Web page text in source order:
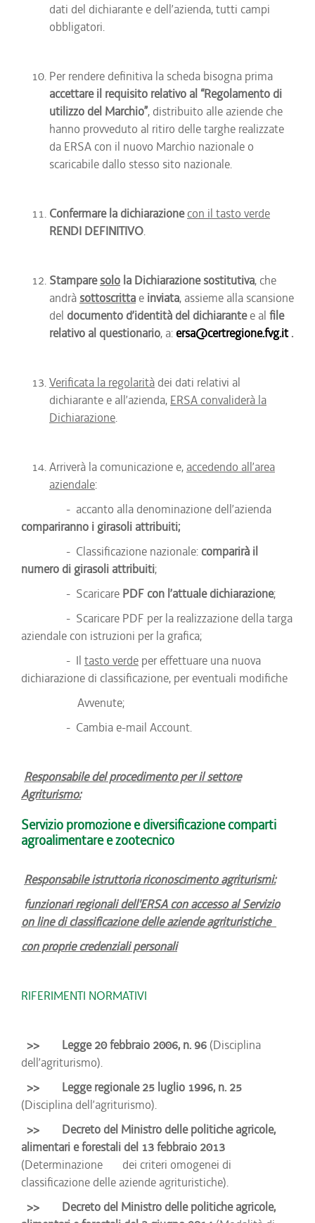
dati del dichiarante e dell’azienda, tutti campi
obbligatori.
Per rendere definitiva la scheda bisogna prima
accettare il requisito relativo al “Regolamento di
utilizzo del Marchio”, distribuito alle aziende che
hanno provveduto al ritiro delle targhe realizzate
da ERSA con il nuovo Marchio nazionale o
scaricabile dallo stesso sito nazionale.
Confermare la dichiarazione con il tasto verde
RENDI DEFINITIVO.
Stamparesolo la Dichiarazione sostitutiva, che
andrà sottoscritta e inviata, assieme alla scansione
del documento d’identità del dichiarantee al file
relativo al questionario, a:ersa@certregione.fvg.it.
Verificata la regolarità dei dati relativi al
dichiarante e all’azienda, ERSA convaliderà la
Dichiarazione.
Arriverà la comunicazione e, accedendo all’area
aziendale:
- accanto alla denominazione dell’azienda
compariranno i girasoli attribuiti;
- Classificazione nazionale: comparirà il
numero di girasoli attribuiti;
- Scaricare PDF con l’attuale dichiarazione;
- Scaricare PDF per la realizzazione della targa
aziendale con istruzioni per la grafica;
- Il tasto verde per effettuare una nuova
dichiarazione di classificazione, per eventuali modifiche
Avvenute;
- Cambia e-mail Account.
Responsabile del procedimento per il settore
Agriturismo:
Servizio promozione e diversificazione comparti
agroalimentare e zootecnico
Responsabile istruttoria riconoscimento agriturismi:
funzionari regionali dell'ERSA con accesso al Servizio
on line di classificazione delle aziende agrituristiche
con proprie credenziali personali
RIFERIMENTI NORMATIVI
>> Legge 20 febbraio 2006, n. 96 (Disciplina
dell’agriturismo).
>>
Legge regionale 25 luglio 1996, n. 25
(Disciplina dell’agriturismo).
>>
Decreto del Ministro delle politiche agricole,
alimentari e forestali del 13 febbraio 2013
(Determinazione dei criteri omogenei di
classificazione delle aziende agrituristiche).
>>
Decreto del Ministro delle politiche agricole,